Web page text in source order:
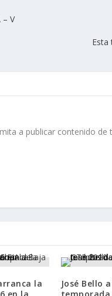
– V
Esta
a publicar contenido
la
José Bello